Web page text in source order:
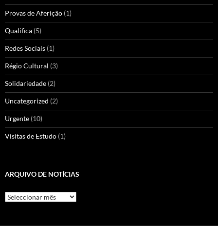
Provas de Aferição (1)
Qualifica (5)
Redes Sociais (1)
Régio Cultural (3)
Solidariedade (2)
Uncategorized (2)
Urgente (10)
Visitas de Estudo (1)
ARQUIVO DE NOTÍCIAS
Arquivo
de